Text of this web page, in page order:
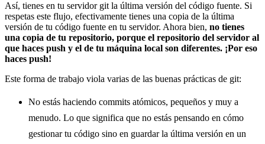
Así, tienes en tu servidor git la última versión del código fuente. Si
respetas este flujo, efectivamente tienes una copia de la última
versión de tu código fuente en tu servidor. Ahora bien, no tienes
una copia de tu repositorio, porque el repositorio del servidor al
que haces push y el de tu máquina local son diferentes. ¡Por eso
haces push!
Este forma de trabajo viola varias de las buenas prácticas de git:
No estás haciendo commits atómicos, pequeños y muy a
menudo. Lo que significa que no estás pensando en cómo
gestionar tu código sino en guardar la última versión en un